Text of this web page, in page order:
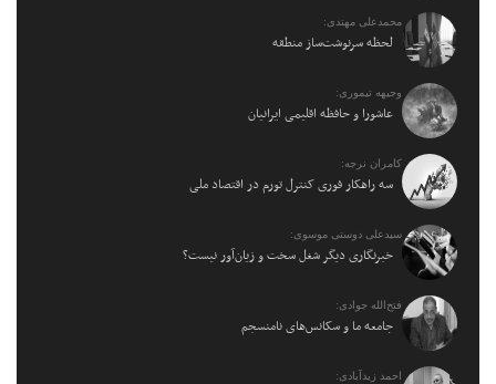
محمدعلی مهتدی:
لحظه سرنوشت‌ساز منطقه
وجیهه تیموری:
عاشورا و حافظه اقلیمی ایرانیان
کامران نرجه:
سه راهکار فوری کنترل تورم در اقتصاد ملی
سیدعلی دوستی موسوی:
خبرنگاری دیگر شغل سخت و زیان‌آور نیست؟
فتح‌الله جوادی:
جامعه ما و سکانس‌های نامنسجم
احمد زیدآبادی: